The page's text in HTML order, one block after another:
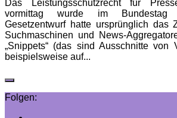
Das Leistungsschutzrecht für
vormittag wurde im Bundestag
Gesetzentwurf hatte ursprünglich das
Suchmaschinen und News-
„Snippets“ (das sind Ausschnitte von
beispielsweise auf...
Folgen: